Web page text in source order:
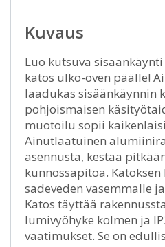
Kuvaus
Luo kutsuva
katos ulko-oven päälle!
laadukas sisäänkäynnin
pohjoismaisen
muotoilu sopii
Ainutlaatuinen
asennusta, kestää
kunnossapitoa.
sadeveden vasemmalle
Katos täyttää
lumivyöhyke kolmen ja
vaatimukset. Se on